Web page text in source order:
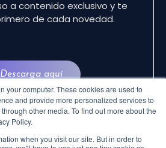
your computer. These cookies are used to
and provide more personalized services to
other media. To find out more about the
Policy.
when you visit our site. But in order to
a contenido exclusivo y te
de cada novedad.
Descarga aquí